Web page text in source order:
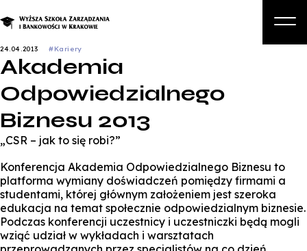
Student
Biznes
Zapisz się na studia
24.04.2013 #Kariery
Akademia
Odpowiedzialnego
Biznesu 2013
„CSR – jak to się robi?”
Konferencja Akademia Odpowiedzialnego Biznesu to
platforma wymiany doświadczeń pomiędzy firmami a
studentami, której głównym założeniem jest szeroka
edukacja na temat społecznie odpowiedzialnym biznesie.
Podczas konferencji uczestnicy i uczestniczki będą mogli
wziąć udział w wykładach i warsztatach